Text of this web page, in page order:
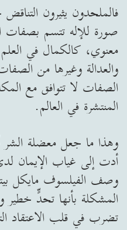
فالملحدون يثيرون
صورة للإله تتسم
معنوي، كالكمال في العلم
والعدالة وغيرها من
الصفات لا تتوافق مع
المنتشرة في العالم.
وهذا ما جعل معضلة الشر
أدت إلى غياب الإيمان
المشكلة بأنها تحدٍّ خطير
تضرب في قلب الاعتقاد